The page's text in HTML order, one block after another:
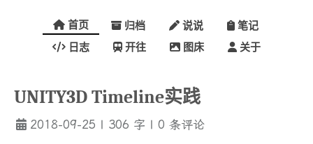
首页 归档 说说 笔记
日志 开往 图床 关于
UNITY3D Timeline实践
2018-09-25 | 306 字 | 0 条评论